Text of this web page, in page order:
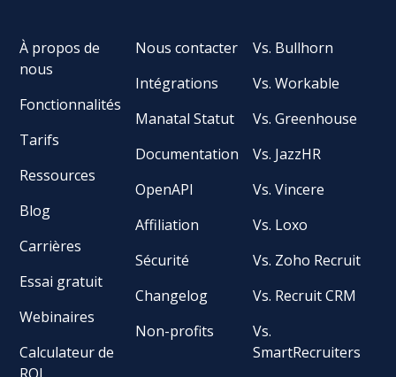
À propos de
nous
Fonctionnalités
Tarifs
Ressources
Blog
Carrières
Essai gratuit
Webinaires
Calculateur de
Nous contacter
Intégrations
Manatal Statut
Documentation
OpenAPI
Affiliation
Sécurité
Changelog
Non-profits
Vs. Bullhorn
Vs. Workable
Vs. Greenhouse
Vs. JazzHR
Vs. Vincere
Vs. Loxo
Vs. Zoho Recruit
Vs. Recruit CRM
Vs.
SmartRecruiters